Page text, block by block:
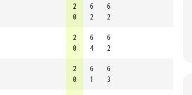
2
0
6
2
6
2
2
0
6
4
6
2
2
0
6
1
6
3